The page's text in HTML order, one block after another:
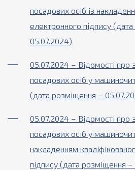
посадових осіб із
електронного підпису
05.07.2024)
05.07.2024 – Відомості про
посадових осіб у
(дата розміщення –
05.07.2024 – Відомості про
посадових осіб у
накладенням
підпису (дата розміщення